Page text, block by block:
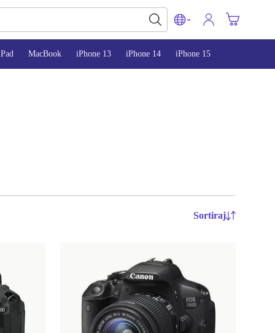
MacBook iPhone 13 iPhone 14 iPhone 15
Sortiraj